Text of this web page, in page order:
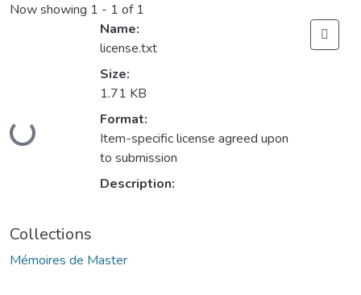
Now showing 1 - 1 of 1
Loading...
Name:
license.txt
Size:
1.71 KB
Format:
Item-specific license agreed upon
to submission
Description:
Collections
Mémoires de Master